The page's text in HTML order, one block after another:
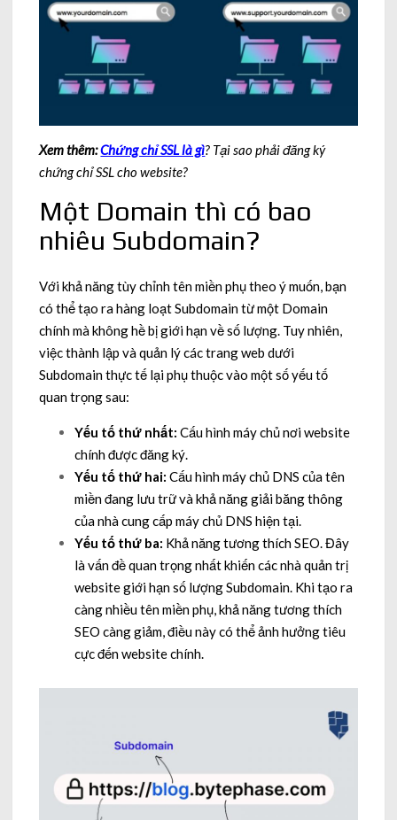
Xem thêm:Chứng chỉ SSL là gì? Tại sao phải đăng ký
chứng chỉ SSL cho website?
Một Domain thì có bao
nhiêu Subdomain?
Với khả năng tùy chỉnh tên miền phụ theo ý muốn, bạn
có thể tạo ra hàng loạt Subdomain từ một Domain
chính mà không hề bị giới hạn về số lượng. Tuy nhiên,
việc thành lập và quản lý các trang web dưới
Subdomain thực tế lại phụ thuộc vào một số yếu tố
quan trọng sau:
Yếu tố thứ nhất: Cấu hình máy chủ nơi website
chính được đăng ký.
Yếu tố thứ hai: Cấu hình máy chủ DNS của tên
miền đang lưu trữ và khả năng giải băng thông
của nhà cung cấp máy chủ DNS hiện tại.
Yếu tố thứ ba: Khả năng tương thích SEO. Đây
là vấn đề quan trọng nhất khiến các nhà quản trị
website giới hạn số lượng Subdomain. Khi tạo ra
càng nhiều tên miền phụ, khả năng tương thích
SEO càng giảm, điều này có thể ảnh hưởng tiêu
cực đến website chính.